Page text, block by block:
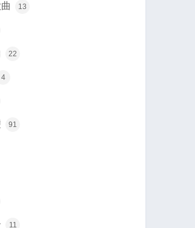
13
22
4
91
11